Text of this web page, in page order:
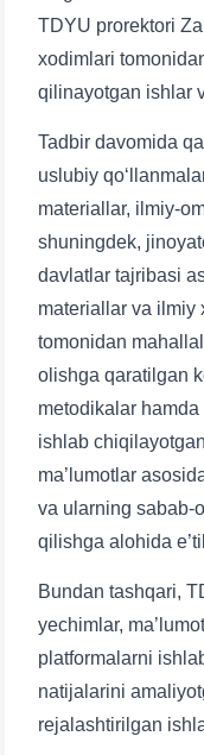
TDYU prorektori
xodimlari
qilinayotgan ishlar
Tadbir davomida
uslubiy
materiallar, ilmiy-
shuningdek,
davlatlar tajribasi
materiallar va ilmiy
tomonidan
olishga qaratilgan
metodikalar
ishlab
ma’lumotlar
va ularning sabab-
qilishga alohida
Bundan tashqari,
yechimlar,
platformalarni
natijalarini
rejalashtirilgan